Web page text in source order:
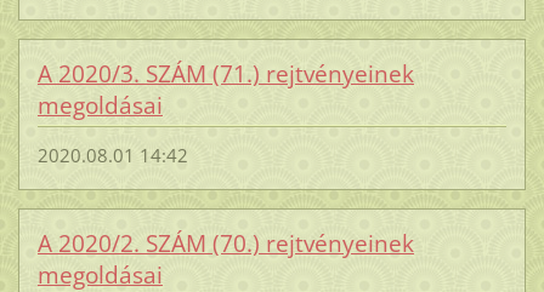
A 2020/3. SZÁM (71.) rejtvényeinek
megoldásai
2020.08.01 14:42
A 2020/2. SZÁM (70.) rejtvényeinek
megoldásai